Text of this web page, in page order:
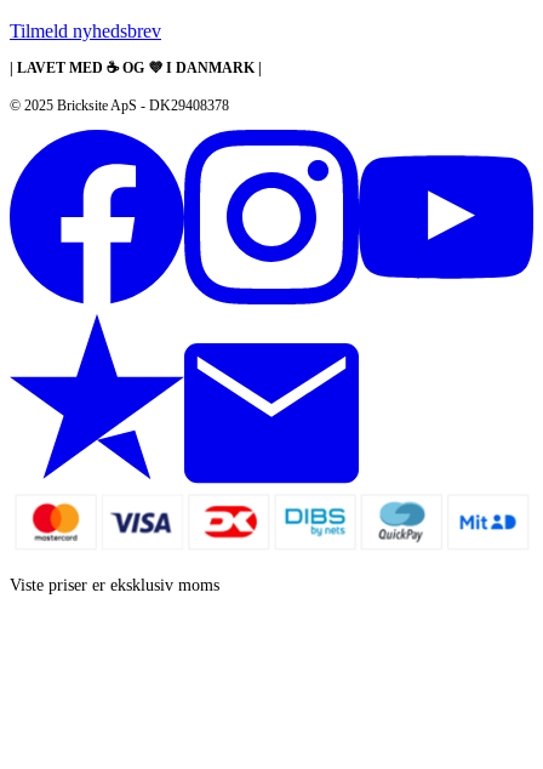
Tilmeld nyhedsbrev
| LAVET MED ☕️ OG 💜 I DANMARK |
© 2025 Bricksite ApS - DK29408378
Viste priser er eksklusiv moms